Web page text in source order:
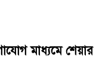
মাধ্যমে শেয়ার